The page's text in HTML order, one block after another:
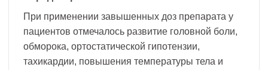
При применении завышенных доз препарата у
пациентов отмечалось развитие головной боли,
обморока, ортостатической гипотензии,
тахикардии, повышения температуры тела и